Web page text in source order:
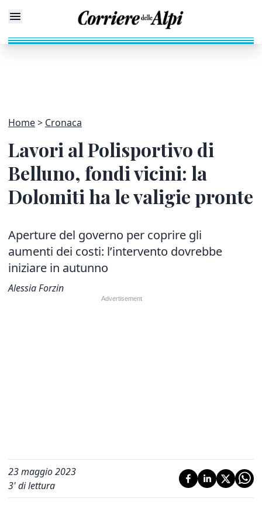
Home Cronaca
Lavori al Polisportivo di
Belluno, fondi vicini: la
Dolomiti ha le valigie pronte
Aperture del governo per coprire gli
aumenti dei costi: l’intervento dovrebbe
iniziare in autunno
Alessia Forzin
23 maggio 2023
3' di lettura